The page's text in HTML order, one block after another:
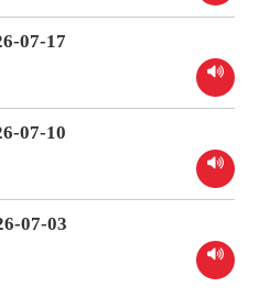
07-17
07-10
07-03